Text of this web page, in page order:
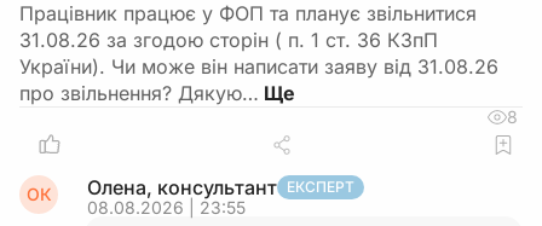
Працівник працює у ФОП та планує звільнитися
31.08.26 за згодою сторін ( п. 1 ст. 36 КЗпП
України). Чи може він написати заяву від 31.08.26
про звільнення? Дякую…
8
ОК Олена, консультант ЕКСПЕРТ
08.08.2026 | 23:55